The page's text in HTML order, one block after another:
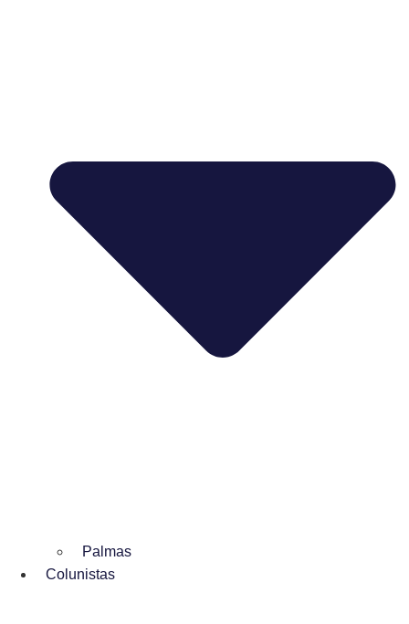
Palmas
Colunistas